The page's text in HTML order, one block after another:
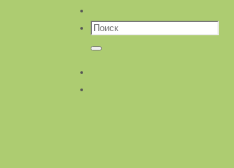
Что
искать:
Поиск